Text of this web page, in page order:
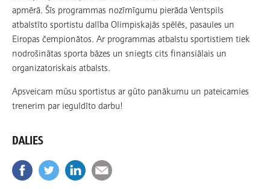
apmērā. Šīs programmas nozīmīgumu pierāda Ventspils
atbalstīto sportistu dalība Olimpiskajās spēlēs, pasaules un
Eiropas čempionātos. Ar programmas atbalstu sportistiem tiek
nodrošinātas sporta bāzes un sniegts cits finansiālais un
organizatoriskais atbalsts.
Apsveicam mūsu sportistus ar gūto panākumu un pateicamies
trenerim par ieguldīto darbu!
DALIES